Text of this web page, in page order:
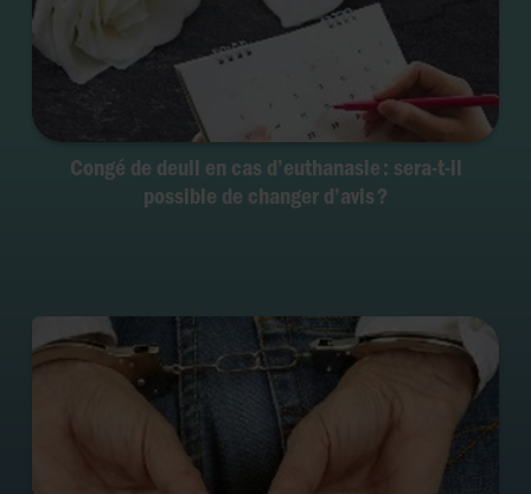
Congé de deuil en cas d’euthanasie : sera-t-il
possible de changer d’avis ?